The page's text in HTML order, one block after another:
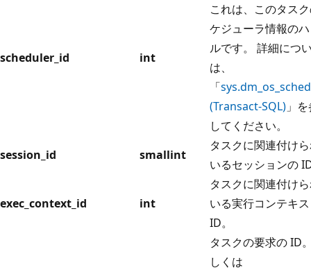
scheduler_id int
これは、このタス
ケジューラ情報の
ルです。 詳細につ
は、
「
(Transact-SQL) 」
してください。
session_id
smallint
タスクに関連付け
いるセッションの
exec_context_id int
タスクに関連付け
いる実行コンテキ
ID。
タスクの要求の ID
しくは